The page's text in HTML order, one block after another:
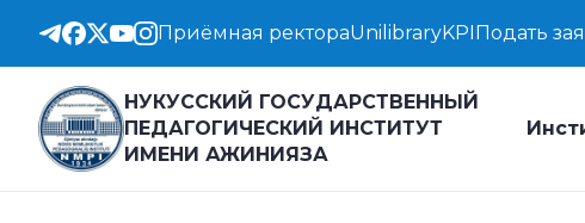
Приёмная ректораUnilibraryKPIПодать
НУКУССКИЙ ГОСУДАРСТВЕННЫЙ
ПЕДАГОГИЧЕСКИЙ ИНСТИТУТ
ИМЕНИ АЖИНИЯЗА